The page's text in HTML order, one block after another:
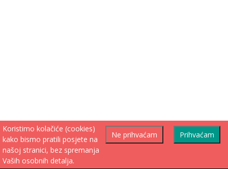
Prihvaćam
Ne prihvaćam
Koristimo kolačiće (cookies)
kako bismo pratili posjete na
našoj stranici, bez spremanja
Vaših osobnih detalja.